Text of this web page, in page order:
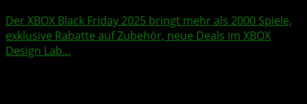
Der XBOX Black Friday 2025 bringt mehr als 2000 Spiele,
exklusive Rabatte auf Zubehör, neue Deals im XBOX
Design Lab...